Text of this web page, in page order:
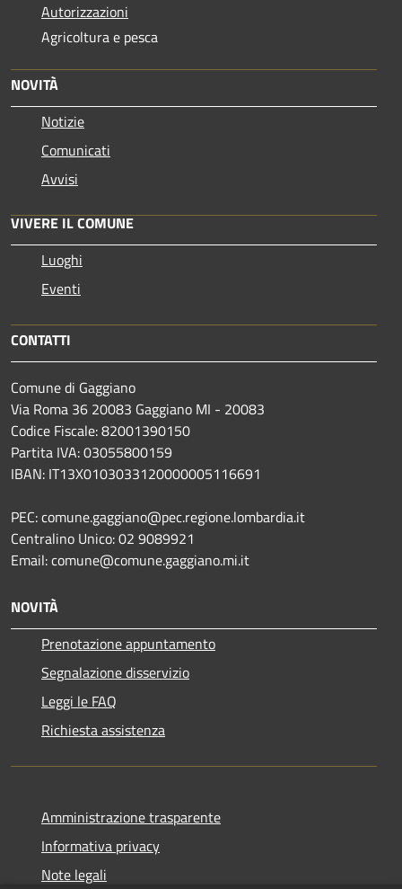
Autorizzazioni
Agricoltura e pesca
NOVITÀ
Notizie
Comunicati
Avvisi
VIVERE IL COMUNE
Luoghi
Eventi
CONTATTI
Comune di Gaggiano
Via Roma 36 20083 Gaggiano MI - 20083
Codice Fiscale: 82001390150
Partita IVA: 03055800159
IBAN: IT13X0103033120000005116691
PEC: comune.gaggiano@pec.regione.lombardia.it
Centralino Unico: 02 9089921
Email: comune@comune.gaggiano.mi.it
NOVITÀ
Prenotazione appuntamento
Segnalazione disservizio
Leggi le FAQ
Richiesta assistenza
Amministrazione trasparente
Informativa privacy
Note legali